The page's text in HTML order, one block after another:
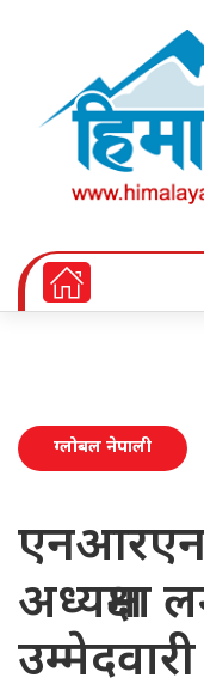
ग्लोबल नेपाली
अध्यक्षमा